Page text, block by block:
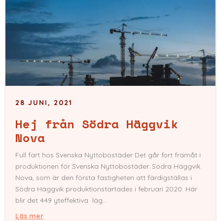
28 JUNI, 2021
Hej från Södra Häggvik
Nova
Full fart hos Svenska Nyttobostäder Det går fort framåt i
produktionen för Svenska Nyttobostäder. Södra Häggvik
Nova, som är den första fastigheten att färdigställas i
Södra Häggvik produktionstartades i februari 2020. Här
blir det 449 yteffektiva läg...
Läs mer